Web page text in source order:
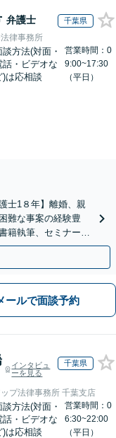
弁護士 千葉県
律事務所
談方法(対面・
話・ビデオな
)は応相談
営業時間：0
9:00~17:30
（平日）
士1８年】離婚、親
難な事案の経験豊
籍執筆、セミナー講
勤務経験有。
ールで面談予約
インタビュ
ーを見る
千葉県
プ法律事務所 千葉支店
談方法(対面・
話・ビデオな
)は応相談
営業時間：0
6:30~22:00
（平日）